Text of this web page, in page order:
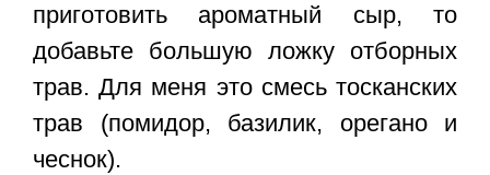
приготовить ароматный сыр, то
добавьте большую ложку отборных
трав. Для меня это смесь тосканских
трав (помидор, базилик, орегано и
чеснок).